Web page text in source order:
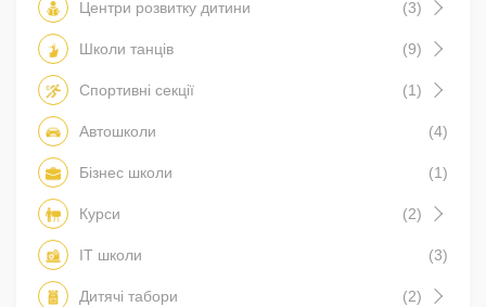
Центри розвитку дитини (3)
Школи танців (9)
Спортивні секції (1)
Автошколи (4)
Бізнес школи (1)
Курси (2)
IT школи (3)
Дитячі табори (2)